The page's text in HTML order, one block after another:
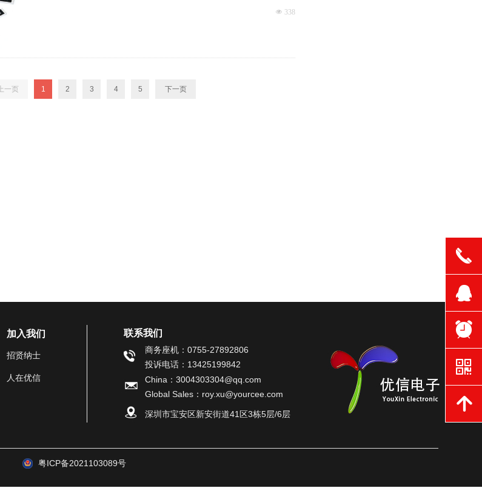
넶 338
上一页 1 2 3 4 5 下一页
招贤纳士
人在优信
加入我们 联系我们
商务座机：0755-27892806
投诉电话：13425199842
China：3004303304@qq.com
Global Sales：roy.xu@yourcee.com
深圳市宝安区新安街道41区3栋5层/6层
粤ICP备2021103089号
끅
뀩
뀥
낃
녕